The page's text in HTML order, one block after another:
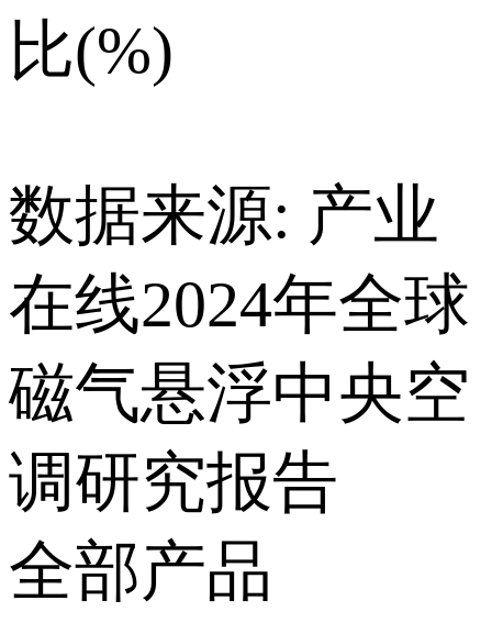
比(%)
数据来源: 产业
在线2024年全球
磁气悬浮中央空
调研究报告
全部产品